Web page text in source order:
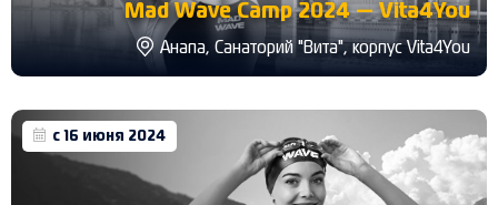
Mad Wave Camp 2024 — Vita4You
Анапа, Санаторий "Вита", корпус Vita4You
с 16 июня 2024